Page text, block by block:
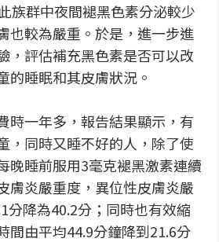
族群中夜間褪黑色素分泌較少
也較為嚴重。於是，進一步進
，評估補充黑色素是否可以改
的睡眠和其皮膚狀況。
時一年多，報告結果顯示，有
，同時又睡不好的人，除了使
晚睡前服用3毫克褪黑激素連續
膚炎嚴重度，異位性皮膚炎嚴
分降為40.2分；同時也有效縮
間由平均44.9分鐘降到21.6分